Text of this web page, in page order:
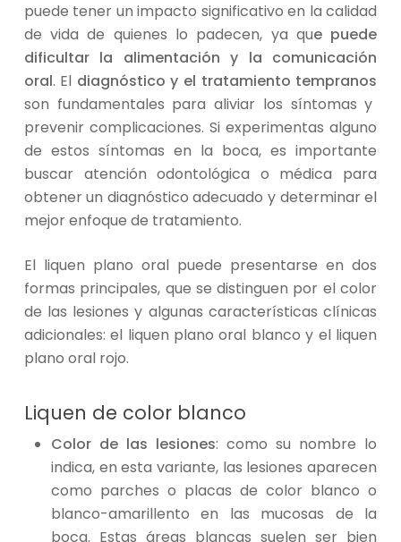
puede tener un impacto significativo en la calidad
de vida de quienes lo padecen, ya que puede
dificultar la alimentación y la comunicación
oral. El diagnóstico y el tratamiento tempranos
son fundamentales para aliviar los síntomas y
prevenir complicaciones. Si experimentas alguno
de estos síntomas en la boca, es importante
buscar atención odontológica o médica para
obtener un diagnóstico adecuado y determinar el
mejor enfoque de tratamiento.
El liquen plano oral puede presentarse en dos
formas principales, que se distinguen por el color
de las lesiones y algunas características clínicas
adicionales: el liquen plano oral blanco y el liquen
plano oral rojo.
Liquen de color blanco
Color de las lesiones: como su nombre lo
indica, en esta variante, las lesiones aparecen
como parches o placas de color blanco o
blanco-amarillento en las mucosas de la
boca. Estas áreas blancas suelen ser bien